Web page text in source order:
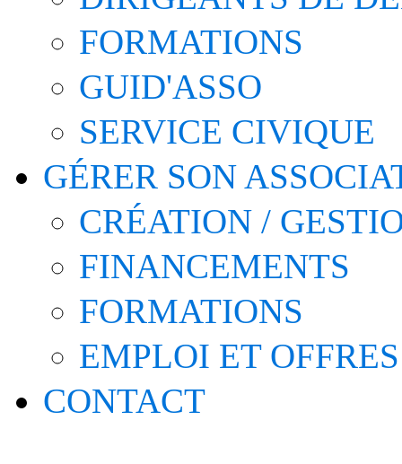
FORMATIONS
GUID'ASSO
SERVICE CIVIQUE
GÉRER SON
CRÉATION /
FINANCEMENTS
FORMATIONS
EMPLOI ET
CONTACT